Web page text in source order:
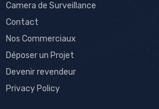
Camera de Surveillance
Contact
Nos Commerciaux
Déposer un Projet
Devenir revendeur
Privacy Policy